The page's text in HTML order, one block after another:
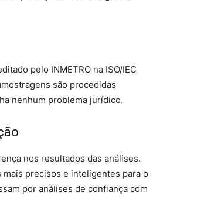
pelo INMETRO na ISO/IEC
são procedidas
nenhum problema jurídico.
nos resultados das análises.
precisos e inteligentes para o
por análises de confiança com